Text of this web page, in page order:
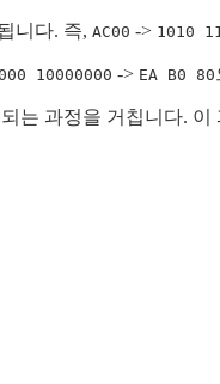
니다. 즉, AC00 -> 1010
10000000 -> EA B0 80
는 과정을 거칩니다. 이